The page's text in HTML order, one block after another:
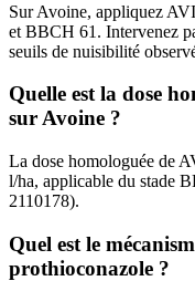
Sur Avoine, appliquez
et BBCH 61. Intervenez
seuils de nuisibilité
Quelle est la dose
sur Avoine ?
La dose homologuée de
l/ha, applicable du stade
2110178).
Quel est le
prothioconazole ?